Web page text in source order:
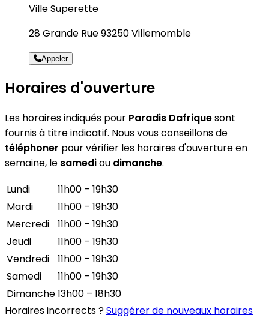
Ville Superette
28 Grande Rue 93250 Villemomble
Appeler
Horaires d'ouverture
Les horaires indiqués pour Paradis Dafriquesont
fournis à titre indicatif. Nous vous conseillons de
téléphoner pour vérifier les horaires d'ouverture en
semaine, le samediou dimanche.
Lundi
11h00 – 19h30
Mardi
11h00 – 19h30
Mercredi
11h00 – 19h30
Jeudi
11h00 – 19h30
Vendredi
11h00 – 19h30
Samedi
11h00 – 19h30
Dimanche13h00 – 18h30
Horaires incorrects ?Suggérer de nouveaux horaires